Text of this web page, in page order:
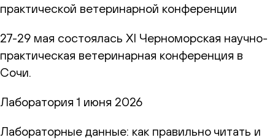
практической ветеринарной конференции
27-29 мая состоялась XI Черноморская научно-
практическая ветеринарная конференция в
Сочи.
Лаборатория 1 июня 2026
Лабораторные данные: как правильно читать и